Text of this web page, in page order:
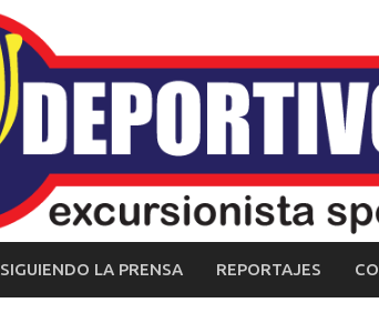
SIGUIENDO LA PRENSA REPORTAJES